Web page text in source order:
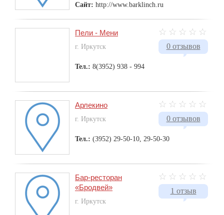
Сайт: http://www.barklinch.ru
0 отзывов
Пели - Мени
г. Иркутск
Тел.: 8(3952) 938 - 994
0 отзывов
Арлекино
г. Иркутск
Тел.: (3952) 29-50-10, 29-50-30
1 отзыв
Бар-ресторан
«Бродвей»
г. Иркутск